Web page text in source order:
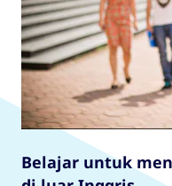
Belajar untuk